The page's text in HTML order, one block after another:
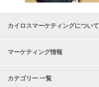
カイロスマーケティングについて
マーケティング情報
カテゴリー 一覧